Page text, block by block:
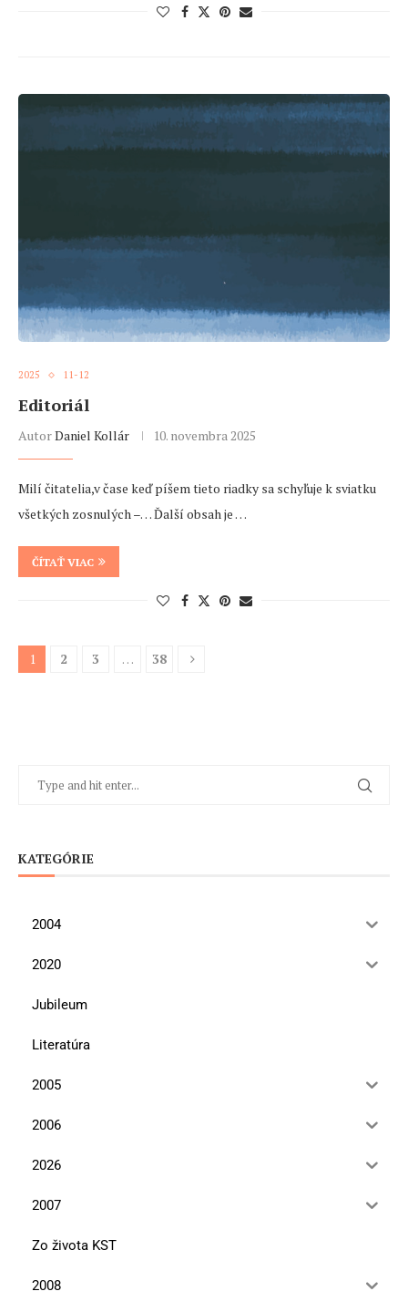
2025 11-12
Editoriál
AutorDaniel Kollár 10. novembra 2025
Milí čitatelia,v čase keď píšem tieto riadky sa schyľuje k sviatku
všetkých zosnulých –… Ďalší obsah je …
ČÍTAŤ VIAC
1 2 3 … 38
KATEGÓRIE
2004
2020
Jubileum
Literatúra
2005
2006
2026
2007
Zo života KST
2008